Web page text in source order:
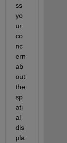
ss
yo
ur
co
nc
ern
ab
out
the
sp
ati
al
dis
pla